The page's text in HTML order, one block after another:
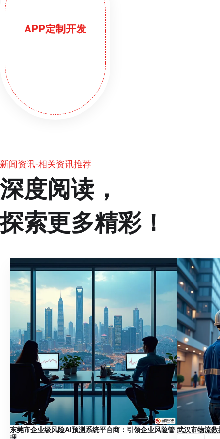
APP定制开发
新闻资讯-相关资讯推荐
深度阅读，
探索更多精彩！
东莞市企业级风险AI预测系统平台商：引领企业风险管
理...
武汉市物流